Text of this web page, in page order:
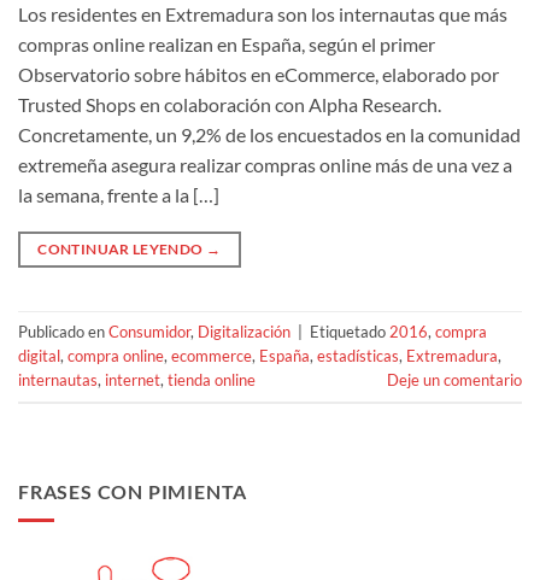
Los residentes en Extremadura son los internautas que más
compras online realizan en España, según el primer
Observatorio sobre hábitos en eCommerce, elaborado por
Trusted Shops en colaboración con Alpha Research.
Concretamente, un 9,2% de los encuestados en la comunidad
extremeña asegura realizar compras online más de una vez a
la semana, frente a la […]
CONTINUAR LEYENDO →
Publicado enConsumidor, Digitalización Etiquetado 2016, compra
digital, compra online, ecommerce, España, estadísticas, Extremadura,
internautas, internet, tienda online Deje un comentario
FRASES CON PIMIENTA